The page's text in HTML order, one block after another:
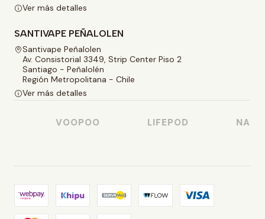
Ver más detalles
SANTIVAPE PEÑALOLEN
Santivape Peñalolen
Av. Consistorial 3349, Strip Center Piso 2
Santiago - Peñalolén
Región Metropolitana - Chile
Ver más detalles
VOOPOO LIFEPOD